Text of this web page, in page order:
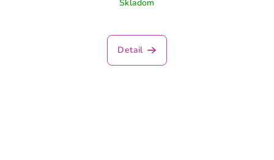
Skladom
Detail